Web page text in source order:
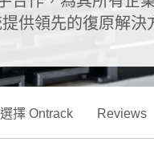
供領先的復原解決
擇 Ontrack Reviews